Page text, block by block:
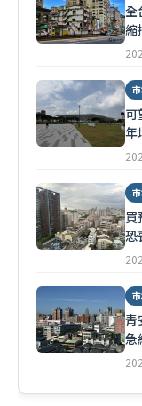
全
縮
可
年
買
恐
青
急